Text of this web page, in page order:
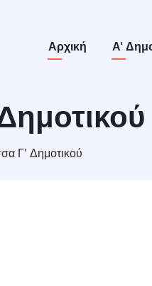
Main
Αρχική Α'
Γ' Δημοτικού